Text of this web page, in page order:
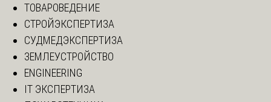
ТОВАРОВЕДЕНИЕ
СТРОЙЭКСПЕРТИЗА
СУДМЕДЭКСПЕРТИЗА
ЗЕМЛЕУСТРОЙСТВО
ENGINEERING
IT ЭКСПЕРТИЗА